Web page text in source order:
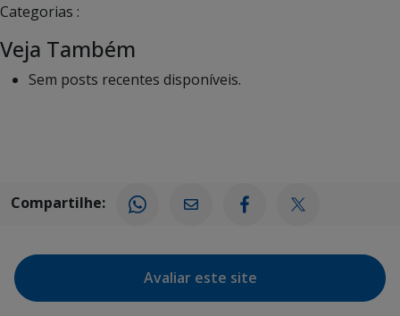
Categorias :
Veja Também
Sem posts recentes disponíveis.
Compartilhe:
Avaliar este site